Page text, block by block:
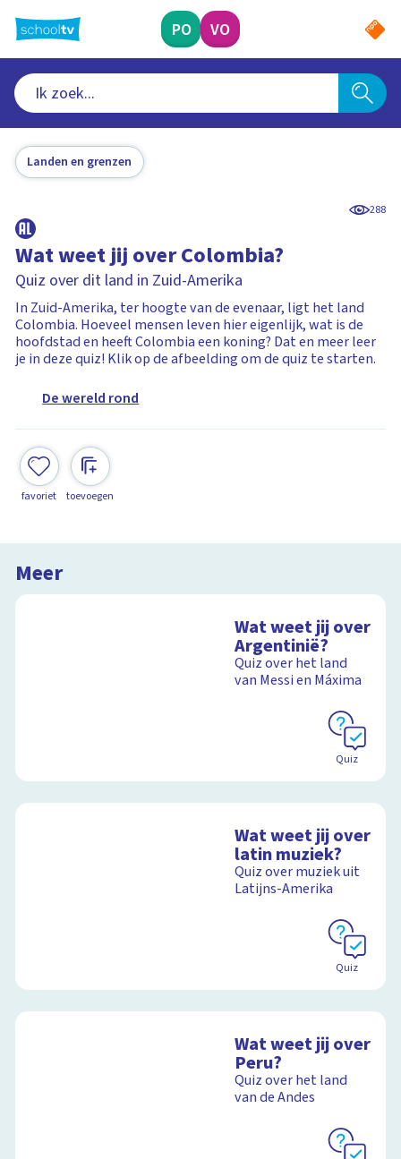
naar
hoofdinhoud
PO VO
Landen en grenzen
288
Wat weet jij over Colombia?
Quiz over dit land in Zuid-Amerika
In Zuid-Amerika, ter hoogte van de evenaar, ligt het land
Colombia. Hoeveel mensen leven hier eigenlijk, wat is de
hoofdstad en heeft Colombia een koning? Dat en meer leer
je in deze quiz! Klik op de afbeelding om de quiz te starten.
De wereld rond
favoriet toevoegen
Meer
Wat weet jij over
Argentinië?
Quiz over het land
van Messi en Máxima
Quiz
Wat weet jij over
latin muziek?
Quiz over muziek uit
Latijns-Amerika
Quiz
Wat weet jij over
Peru?
Quiz over het land
van de Andes